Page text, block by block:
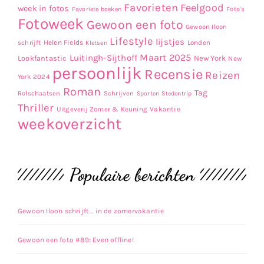
week in fotos Favoriete boeken Favorieten Feelgood Foto's
Fotoweek Gewoon een foto Gewoon Iloon
schrijft Helen Fields Kletsen Lifestyle lijstjes Londen
Lookfantastic Luitingh-Sijthoff Maart 2025 New York New
York 2024 persoonlijk Recensie Reizen
Rolschaatsen Roman Schrijven Sporten Stedentrip Tag
Thriller Uitgeverij Zomer & Keuning Vakantie
weekoverzicht
Populaire berichten
Gewoon Iloon schrijft… in de zomervakantie
Gewoon een foto #89: Even offline!